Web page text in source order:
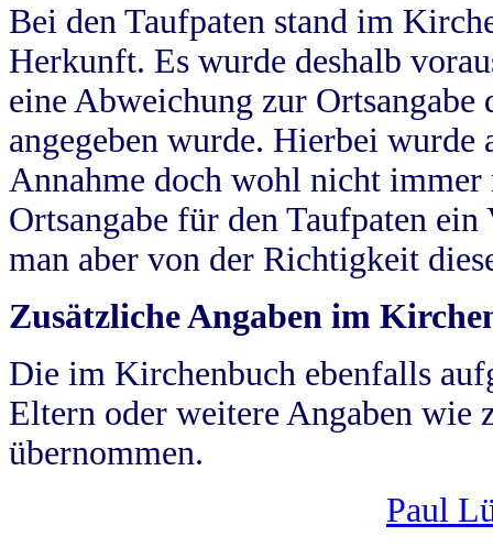
Bei den Taufpaten stand im
Herkunft. Es wurde deshalb
eine Abweichung zur
angegeben wurde. Hierbei wurde
Annahme doch wohl nicht
Ortsangabe für den Taufpaten
man aber von der Richtigkeit
Zusätzliche Angaben im
Die im Kirchenbuch ebenfalls
Eltern oder weitere Angaben wie
übernommen.
Paul